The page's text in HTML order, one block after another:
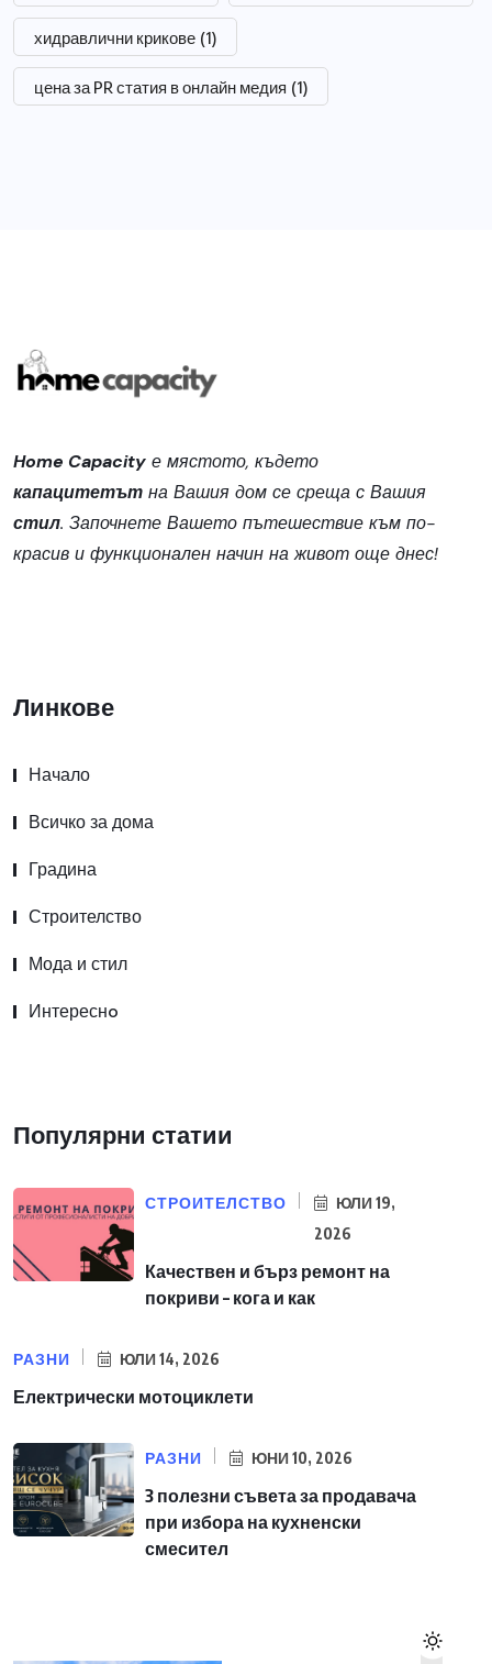
хидравлични крикове (1)
цена за PR статия в онлайн медия (1)
Home Capacity е мястото, където
капацитетът на Вашия дом се среща с Вашия
стил. Започнете Вашето пътешествие към по-
красив и функционален начин на живот още днес!
Линкове
Начало
Всичко за дома
Градина
Строителство
Мода и стил
Интереснo
Популярни статии
СТРОИТЕЛСТВО
ЮЛИ 19,
2026
Качествен и бърз ремонт на
покриви – кога и как
РАЗНИ ЮЛИ 14, 2026
Електрически мотоциклети
РАЗНИ ЮНИ 10, 2026
3 полезни съвета за продавача
при избора на кухненски
смесител